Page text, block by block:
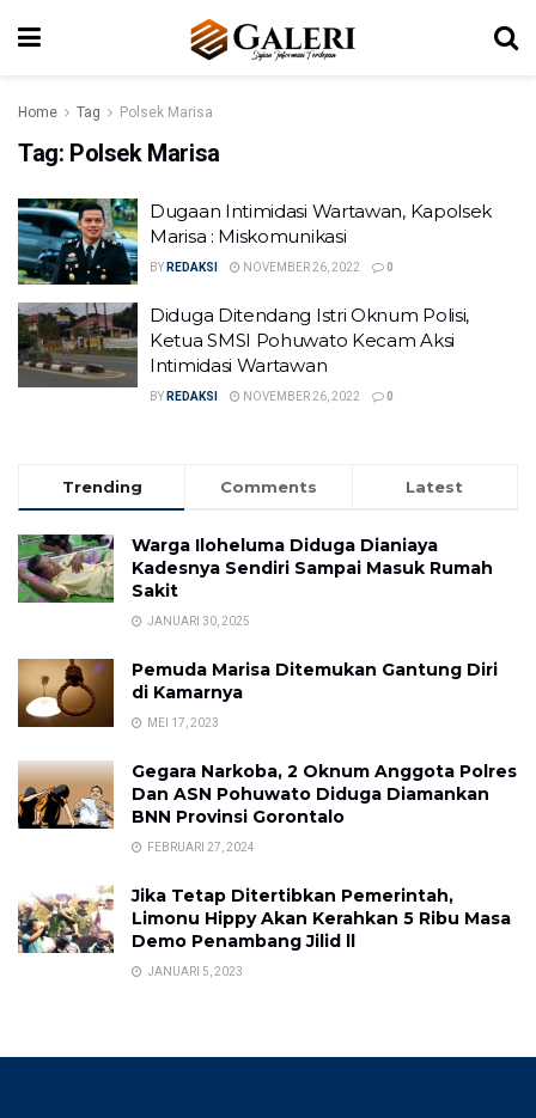
Home Tag Polsek Marisa
Tag: Polsek Marisa
Dugaan Intimidasi Wartawan, Kapolsek
Marisa : Miskomunikasi
BY REDAKSI NOVEMBER 26, 2022 0
Diduga Ditendang Istri Oknum Polisi,
Ketua SMSI Pohuwato Kecam Aksi
Intimidasi Wartawan
BY REDAKSI NOVEMBER 26, 2022 0
Trending Comments Latest
Warga Iloheluma Diduga Dianiaya
Kadesnya Sendiri Sampai Masuk Rumah
Sakit
JANUARI 30, 2025
Pemuda Marisa Ditemukan Gantung Diri
di Kamarnya
MEI 17, 2023
Gegara Narkoba, 2 Oknum Anggota Polres
Dan ASN Pohuwato Diduga Diamankan
BNN Provinsi Gorontalo
FEBRUARI 27, 2024
Jika Tetap Ditertibkan Pemerintah,
Limonu Hippy Akan Kerahkan 5 Ribu Masa
Demo Penambang Jilid ll
JANUARI 5, 2023